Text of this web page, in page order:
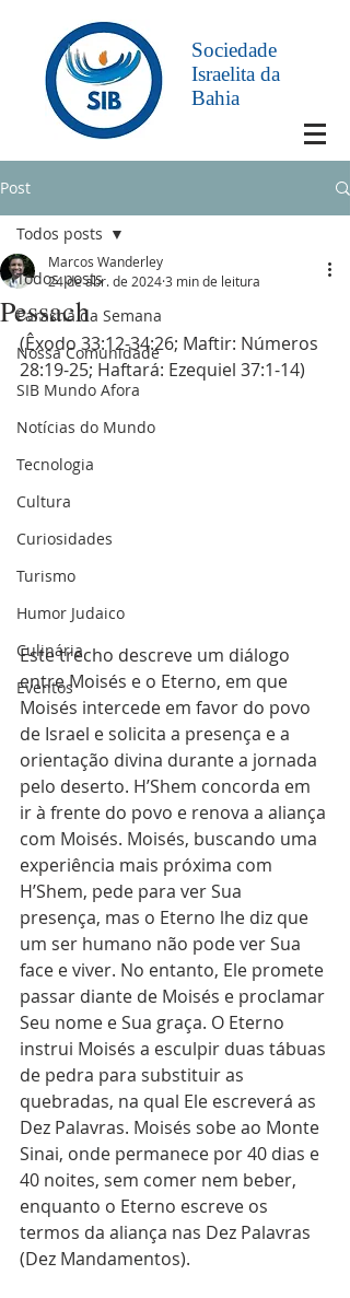
Sociedade
Israelita da
Bahia
Post
Todos posts
Parashá da Semana
Nossa Comunidade
SIB Mundo Afora
Notícias do Mundo
Tecnologia
Cultura
Curiosidades
Turismo
Humor Judaico
Culinária
Eventos
Todos posts
Pessach
Marcos Wanderley
24 de abr. de 20243 min de leitura
(Êxodo 33:12-34:26; Maftir: Números
28:19-25; Haftará: Ezequiel 37:1-14)
Este trecho descreve um diálogo
entre Moisés e o Eterno, em que
Moisés intercede em favor do povo
de Israel e solicita a presença e a
orientação divina durante a jornada
pelo deserto. H’Shem concorda em
ir à frente do povo e renova a aliança
com Moisés. Moisés, buscando uma
experiência mais próxima com
H’Shem, pede para ver Sua
presença, mas o Eterno lhe diz que
um ser humano não pode ver Sua
face e viver. No entanto, Ele promete
passar diante de Moisés e proclamar
Seu nome e Sua graça. O Eterno
instrui Moisés a esculpir duas tábuas
de pedra para substituir as
quebradas, na qual Ele escreverá as
Dez Palavras. Moisés sobe ao Monte
Sinai, onde permanece por 40 dias e
40 noites, sem comer nem beber,
enquanto o Eterno escreve os
termos da aliança nas Dez Palavras
(Dez Mandamentos).